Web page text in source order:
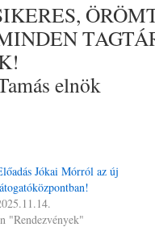
elnök
Jókai Mórról az új
"Rendezvények"